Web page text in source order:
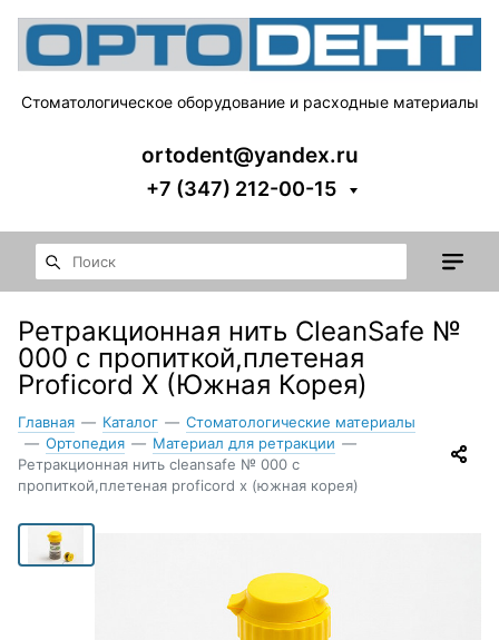
Стоматологическое оборудование и расходные материалы
ortodent@yandex.ru
+7 (347) 212-00-15
Ретракционная нить CleanSafe №
000 c пропиткой,плетеная
Proficord X (Южная Корея)
Главная — Каталог — Стоматологические материалы
— Ортопедия — Материал для ретракции —
Ретракционная нить cleansafe № 000 c
пропиткой,плетеная proficord x (южная корея)